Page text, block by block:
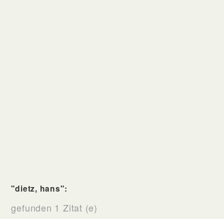
"dietz, hans":
gefunden 1 Zitat (e)